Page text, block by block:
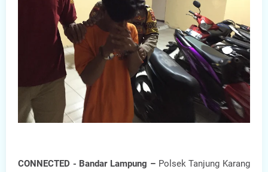
CONNECTED - Bandar Lampung – Polsek Tanjung Karang